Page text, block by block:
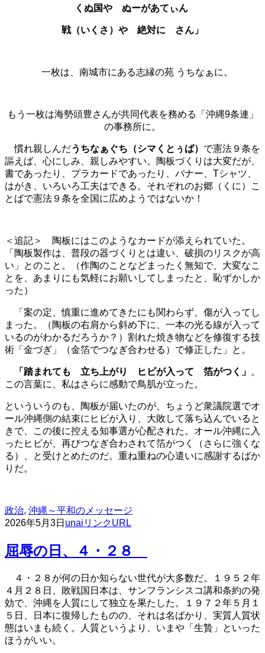
くぬ国や ぬーがあてぃん
戦（いくさ）や 絶対に さん」
一枚は、南城市にある志縁の苑 うちなぁに。
もう一枚は海勢頭豊さんが共同代表を務める「沖縄9条連」
の事務所に。
慣れ親しんだうちなぁぐち（シマくとぅば） で憲法９条を
謳えば、心にしみ、親しみやすい。陶板づくりは大変だが、
書であったり、プラカードであったり、バナー、Tシャツ、
はがき、いろいろ工夫はできる。それぞれのお郷（くに）こ
とばで憲法９条を全国に広めようではないか！
＜追記＞
陶板にはこのようなカードが添えられていた。
「陶板製作は、普段の器づくりとは違い、破損のリスクが高
い」とのこと。（作陶のことなどまったく無知で、大変なこ
とを、あまりにも気軽にお願いしてしまったと、恥ずかしか
った）
「案の定、慎重に進めてきたにも関わらず、傷が入ってし
まった。（陶板の右肩から斜め下に、一本の光る線が入って
いるのがわかるだろうか？）割れた焼き物などを修復する技
術「金づぎ」（金箔でつなぎ合わせる）で修正した」と。
「踏まれても 立ち上がり ヒビが入って 箔がつく」 。
この言葉に、私はさらに感動で鳥肌が立った。
といういうのも、陶板が届いたのが、ちょうど衆議院選でオ
ール沖縄側の結束にヒビが入り、大敗して落ち込んでいると
きで、この後に控える知事選が心配された。オール沖縄に入
ったヒビが、再びつなぎ合わされて箔がつく（さらに強くな
る）、と受けとめたのだ。重ね重ねの心遣いに感謝するばか
りだ。
政治, 沖縄～平和のメッセージ
2026年5月3日 unai リンクURL
屈辱の日、４・２８
４・２８が何の日か知らない世代が大多数だ。１９５２年
４月２８日、敗戦国日本は、サンフランシスコ講和条約の発
効で、沖縄を人質にして独立を果たした。１９７２年５月１
５日、日本に復帰したものの、それは名ばかり、実質人質状
態はいまも続く。人質というより、いまや「生贄」といった
ほうがいい。